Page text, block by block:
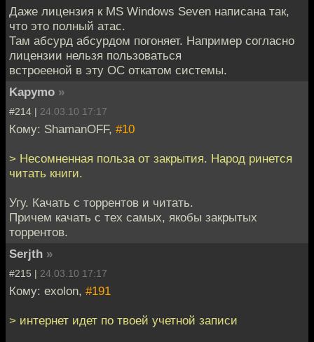
Даже лицензия к MS Windows Seven написана так,
что это полный атас.
Там абсурд абсурдом погоняет. Например согласно
лицензии нельзя пользоваться
встроееной в эту ОС откатом системы.
Kapymo »
#214 | 24.03.10 17:17
Кому: ShamanOFF, #10
> Несомненная польза от закрытия. Народ ринется
читать книги.
Угу. Качать с торрентов и читать.
Причем качать с тех самых, якобы закрытых
торрентов.
Serjth »
#215 | 24.03.10 17:17
Кому: exolon, #191
> интернет идет по твоей учетной записи